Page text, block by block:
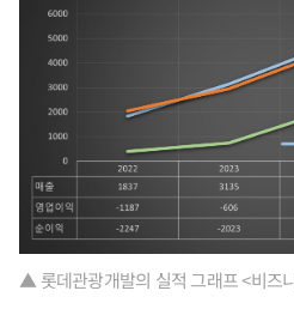
▲ 롯데관광개발의 실적 그래프 <비즈